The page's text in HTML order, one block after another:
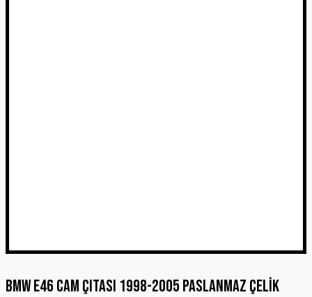
BMW E46 Cam Çıtası 1998-2005 Paslanmaz Çelik